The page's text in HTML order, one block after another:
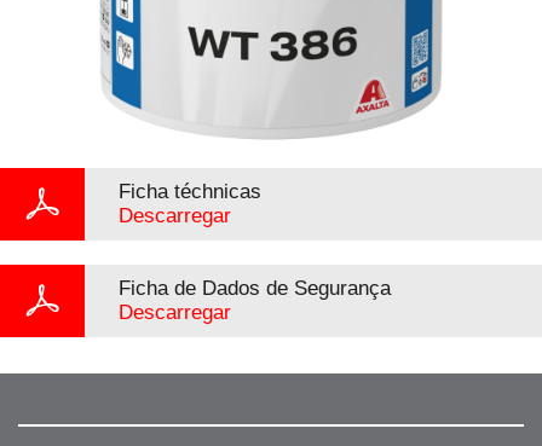
Ficha téchnicas
Descarregar
Ficha de Dados de Segurança
Descarregar